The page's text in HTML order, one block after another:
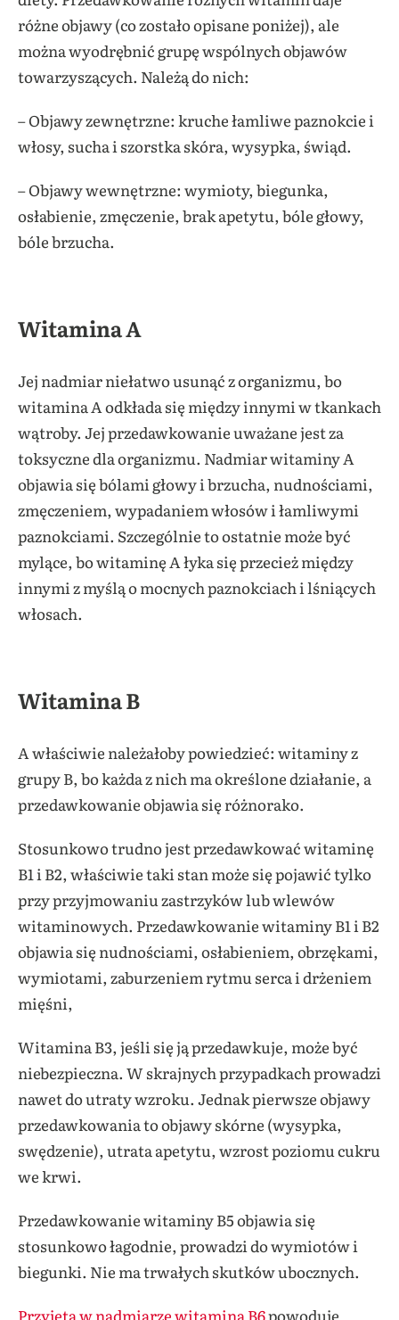
różne objawy (co zostało opisane poniżej), ale
można wyodrębnić grupę wspólnych objawów
towarzyszących. Należą do nich:
– Objawy zewnętrzne: kruche łamliwe paznokcie i
włosy, sucha i szorstka skóra, wysypka, świąd.
– Objawy wewnętrzne: wymioty, biegunka,
osłabienie, zmęczenie, brak apetytu, bóle głowy,
bóle brzucha.
Witamina A
Jej nadmiar niełatwo usunąć z organizmu, bo
witamina A odkłada się między innymi w tkankach
wątroby. Jej przedawkowanie uważane jest za
toksyczne dla organizmu. Nadmiar witaminy A
objawia się bólami głowy i brzucha, nudnościami,
zmęczeniem, wypadaniem włosów i łamliwymi
paznokciami. Szczególnie to ostatnie może być
mylące, bo witaminę A łyka się przecież między
innymi z myślą o mocnych paznokciach i lśniących
włosach.
Witamina B
A właściwie należałoby powiedzieć: witaminy z
grupy B, bo każda z nich ma określone działanie, a
przedawkowanie objawia się różnorako.
Stosunkowo trudno jest przedawkować witaminę
B1 i B2, właściwie taki stan może się pojawić tylko
przy przyjmowaniu zastrzyków lub wlewów
witaminowych. Przedawkowanie witaminy B1 i B2
objawia się nudnościami, osłabieniem, obrzękami,
wymiotami, zaburzeniem rytmu serca i drżeniem
mięśni,
Witamina B3, jeśli się ją przedawkuje, może być
niebezpieczna. W skrajnych przypadkach prowadzi
nawet do utraty wzroku. Jednak pierwsze objawy
przedawkowania to objawy skórne (wysypka,
swędzenie), utrata apetytu, wzrost poziomu cukru
we krwi.
Przedawkowanie witaminy B5 objawia się
stosunkowo łagodnie, prowadzi do wymiotów i
biegunki. Nie ma trwałych skutków ubocznych.
Przyjęta w nadmiarze witamina B6powoduje